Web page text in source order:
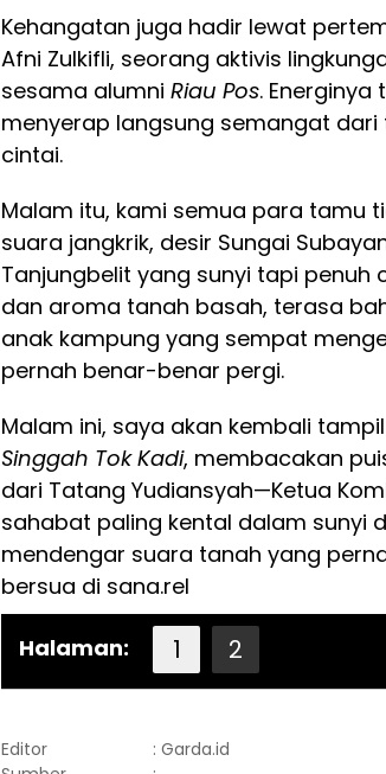
Kehangatan juga hadir lewat
Afni Zulkifli, seorang aktivis
sesama alumni Riau Pos.
menyerap langsung semangat
cintai.
Malam itu, kami semua para tamu
suara jangkrik, desir Sungai
Tanjungbelit yang sunyi tapi penuh
dan aroma tanah basah, terasa
anak kampung yang sempat
pernah benar-benar pergi.
Malam ini, saya akan kembali
Singgah Tok Kadi, membacakan
dari Tatang Yudiansyah—Ketua
sahabat paling kental dalam sunyi
mendengar suara tanah yang
bersua di sana.rel
Halaman: 1 2
Editor
: Garda.id